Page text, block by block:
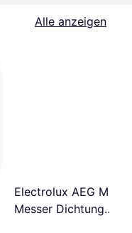
Alle anzeigen
Electrolux AEG Mixer-
Messer Dichtung